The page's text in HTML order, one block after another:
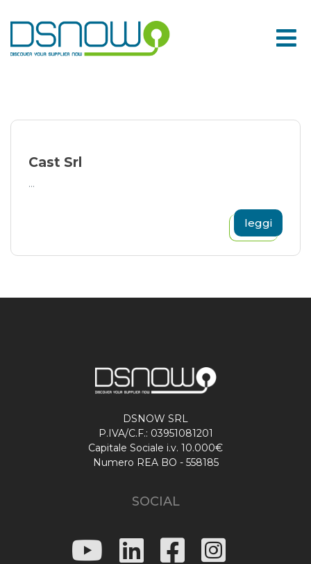
to
content
Cast Srl
...
leggi
DSNOW SRL
P.IVA/C.F.: 03951081201
Capitale Sociale i.v. 10.000€
Numero REA BO - 558185
SOCIAL